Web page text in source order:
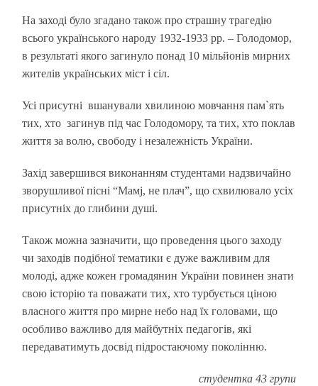
На заході було згадано також про страшну трагедію
всього українського народу 1932-1933 рр. – Голодомор,
в результаті якого загинуло понад 10 мільйонів мирних
жителів українських міст і сіл.
Усі присутні вшанували хвилиною мовчання пам`ять
тих, хто загинув під час Голодомору, та тих, хто поклав
життя за волю, свободу і незалежність України.
Захід завершився виконанням студентами надзвичайно
зворушливої пісні “Мамj, не плач”, що схвилювало усіх
присутніх до глибини душі.
Також можна зазначити, щопроведенняцього заходу
чи заходів подібної тематики є дуже важливим для
молоді, адже кожен громадянин України повинен знати
свою історію та поважати тих, хто турбується ціною
власного життя про мирне небо над їх головами, що
особливо важливо для майбутніх педагогів, які
передаватимуть досвід підростаючому поколінню.
студентка 43 групи